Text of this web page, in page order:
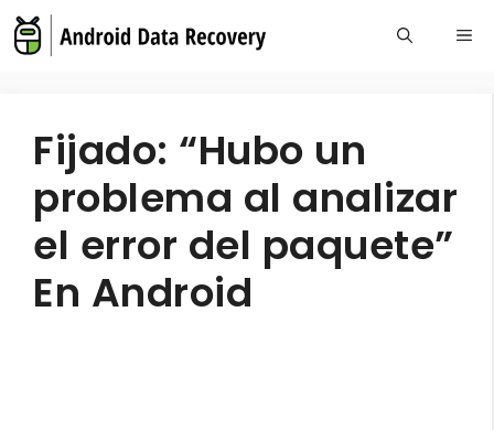
Skip
to
Fijado: “Hubo un
problema al analizar
el error del paquete”
En Android